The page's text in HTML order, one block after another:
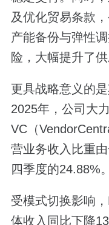
及优化贸易条款
产能备份与弹性
险，大幅提升了
更具战略意义的
2025年，公司大
VC（
营业务收入比重
四季度的24.88%。
受模式切换影响
体收入同比下降